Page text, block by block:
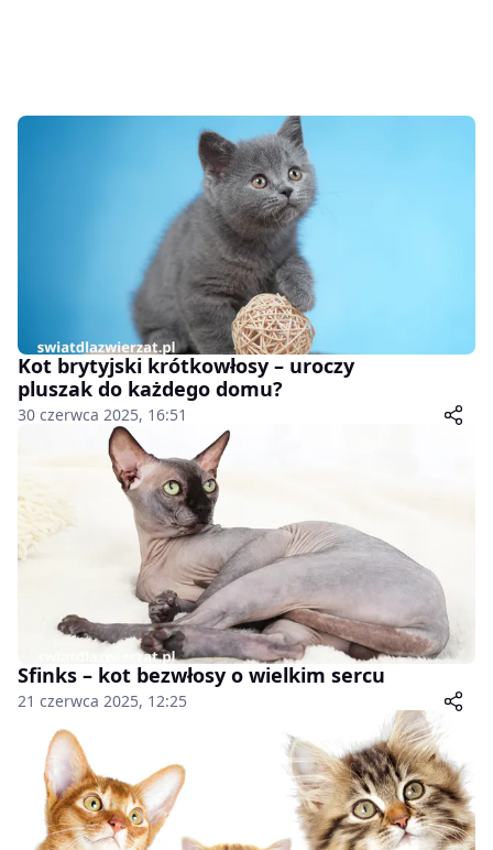
Kot brytyjski krótkowłosy – uroczy
pluszak do każdego domu?
30 czerwca 2025, 16:51
Sfinks – kot bezwłosy o wielkim sercu
21 czerwca 2025, 12:25